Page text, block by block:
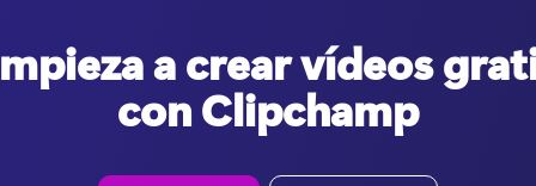
a crear vídeos
con Clipchamp